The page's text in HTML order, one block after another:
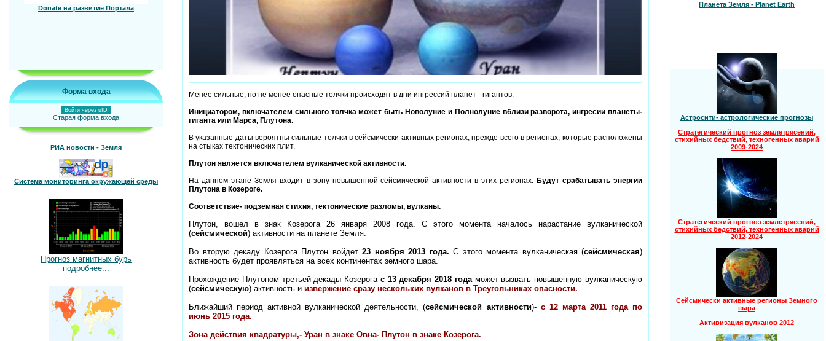
Donate на развитие Портала
Форма входа
Войти через uID
Старая форма входа
РИА новости - Земля
Система мониторинга окружающей среды
Прогноз магнитных бурь
подробнее...
Менее сильные, но не менее опасные толчки происходят в дни ингрессий планет - гигантов.
Инициатором, включателем сильного толчка может быть Новолуние и Полнолуние вблизи разворота, ингресии планеты-
гиганта или Марса, Плутона.
В указанные даты вероятны сильные толчки в сейсмически активных регионах, прежде всего в регионах, которые расположены
на стыках тектонических плит.
Плутон является включателем вулканической активности.
На данном этапе Земля входит в зону повышенной сейсмической активности в этих регионах. Будут срабатывать энергии
Плутона в Козероге.
Соответствие- подземная стихия, тектонические разломы, вулканы.
Плутон, вошел в знак Козерога 26 января 2008 года. С этого момента началось нарастание вулканической
(сейсмической) активности на планете Земля.
Во вторую декаду Козерога Плутон войдет 23 ноября 2013 года. С этого момента вулканическая (сейсмическая)
активность будет проявляться на всех континентах земного шара.
Прохождение Плутоном третьей декады Козерога с 13 декабря 2018 годаможет вызвать повышенную вулканическую
(сейсмическую) активность и извержение сразу нескольких вулканов в Треугольниках опасности.
Ближайший период активной вулканической деятельности, (сейсмической активности)- с 12 марта 2011 года по
июнь 2015 года.
Зона действия квадратуры,- Уран в знаке Овна- Плутон в знаке Козерога.
Планета Земля - Planet Earth
Астросити- астрологические прогнозы
Стратегический прогноз землетрясений,
стихийных бедствий, техногенных аварий
2009-2024
Стратегический прогноз землетрясений,
стихийных бедствий, техногенных аварий
2012-2024
Сейсмически активные регионы Земного
шара
Активизация вулканов 2012